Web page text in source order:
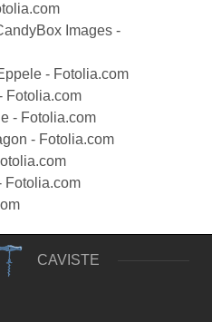
Images -
- Fotolia.com
Fotolia.com
- Fotolia.com
- Fotolia.com
Fotolia.com
CAVISTE